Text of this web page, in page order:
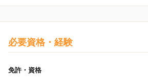
必要資格・経験
免許・資格